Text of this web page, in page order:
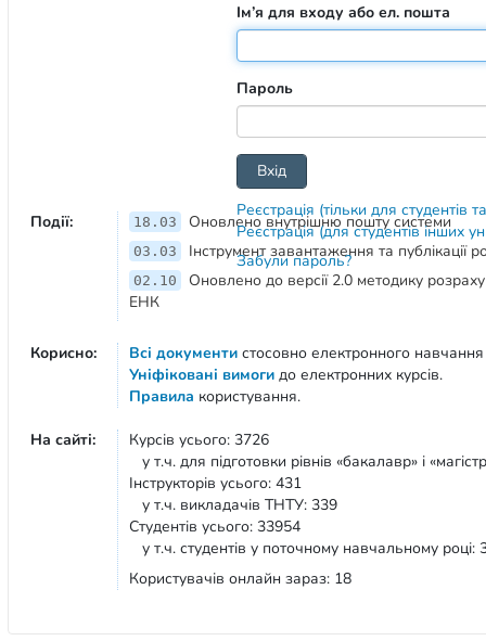
Ім’я для входу або ел. пошта
Пароль
Реєстрація (тільки для студентів
Реєстрація (для студентів інших
Забули пароль?
Події: 18.03 Оновлено внутрішню пошту системи
03.03 Інструмент завантаження та публікації
02.10
Оновлено до версії 2.0 методику
ЕНК
Корисно: Всі документи стосовно електронного
Уніфіковані вимоги до електронних курсів.
Правила користування.
На сайті:
Курсів усього: 3726
у т.ч. для підготовки рівнів «бакалавр» і
Інструкторів усього: 431
у т.ч. викладачів ТНТУ: 339
Студентів усього: 33954
у т.ч. студентів у поточному навчальному році:
Користувачів онлайн зараз: 18